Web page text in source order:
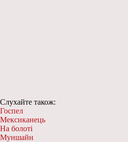
Слухайте також:
Госпел
Мексиканець
На болоті
Муншайн